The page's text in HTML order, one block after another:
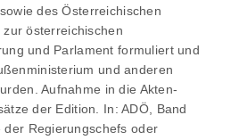
des Österreichischen
österreichischen
und Parlament formuliert und
und anderen
Aufnahme in die Akten-
der Edition. In: ADÖ, Band
Regierungschefs oder